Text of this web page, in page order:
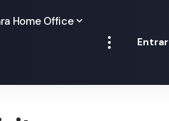
Home Office
Entrar